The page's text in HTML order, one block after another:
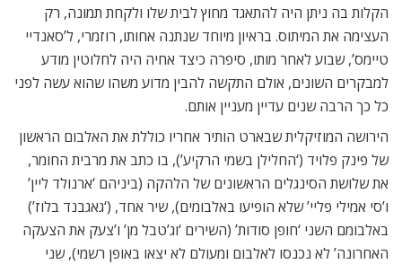
הקלות בה ניתן היה להתאגד מחוץ לבית שלו ולקחת תמונה, רק
העצימה את המיתוס. בראיון מיוחד שנתנה אחותו, רוזמרי, ל’סאנדיי
טיימס’, שבוע לאחר מותו, סיפרה כיצד אחיה היה לחלוטין מודע
למבקרים השונים, אולם התקשה להבין מדוע משהו שהוא עשה לפני
כל כך הרבה שנים עדיין מעניין אותם.
הירושה המוזיקלית שבארט הותיר אחריו כוללת את האלבום הראשון
של פינק פלויד (‘החלילן בשמי הרקיע’), בו כתב את מרבית החומר,
את שלושת הסינגלים הראשונים של הלהקה (ביניהם ‘ארנולד ליין’
ו’סי אמילי פליי’ שלא הופיעו באלבומים), שיר אחד, (‘גאגבנד בלוז’)
באלבומם השני ‘חופן סודות’ (השירים ‘וג’טבל מן’ ו’צעק את הצעקה
האחרונה’ לא נכנסו לאלבום ומעולם לא יצאו באופן רשמי), שני